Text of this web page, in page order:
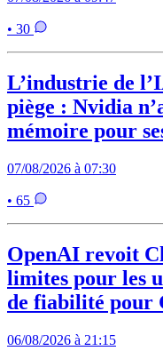
• 30
L’industrie de
piège : Nvidia
mémoire pour
07/08/2026 à 07:30
• 65
OpenAI revoit
limites pour les
de fiabilité pour
06/08/2026 à 21:15